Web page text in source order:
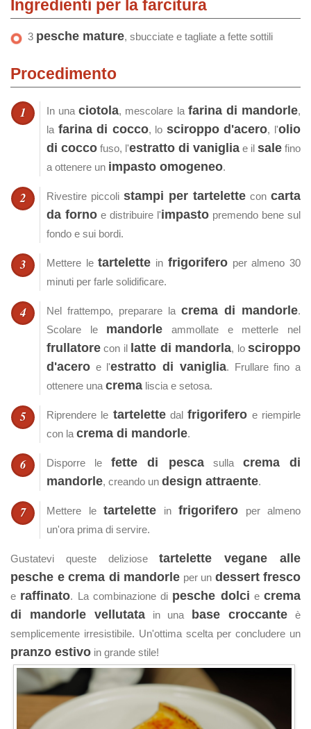
Ingredienti per la farcitura
3 pesche mature, sbucciate e tagliate a fette sottili
Procedimento
In unaciotola, mescolare la farina di mandorle,
la farina di cocco, lo sciroppo d'acero, l'olio
di cocco fuso, l'estratto di vaniglia e il sale fino
a ottenere un impasto omogeneo.
Rivestire piccoli stampi per tartelette con carta
da forno e distribuire l'impasto premendo bene sul
fondo e sui bordi.
Mettere letartelette in frigoriferoper almeno 30
minuti per farle solidificare.
Nel frattempo, preparare la crema di mandorle.
Scolare le mandorle ammollate e metterle nel
frullatore con il latte di mandorla, losciroppo
d'acero e l'estratto di vaniglia. Frullare fino a
ottenere una crema liscia e setosa.
Riprendere le tartelettedalfrigorifero e riempirle
con la crema di mandorle.
Disporre lefette di pescasulla crema di
mandorle, creando un design attraente.
Mettere le tartelette in frigorifero per almeno
un'ora prima di servire.
Gustatevi queste deliziosetartelette vegane alle
pesche e crema di mandorle per un dessert fresco
e raffinato. La combinazione di pesche dolci e crema
di mandorle vellutatain una base croccante è
semplicemente irresistibile. Un'ottima scelta per concludere un
pranzo estivo in grande stile!